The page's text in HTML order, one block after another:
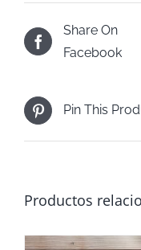
Share On
Facebook
Pin This
Productos